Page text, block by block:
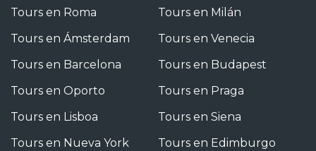
Tours en Roma
Tours en Ámsterdam
Tours en Barcelona
Tours en Oporto
Tours en Lisboa
Tours en Nueva York
Tours en Milán
Tours en Venecia
Tours en Budapest
Tours en Praga
Tours en Siena
Tours en Edimburgo